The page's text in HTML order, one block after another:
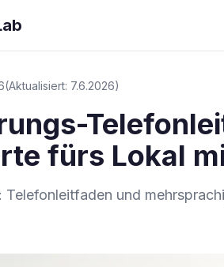
(Aktualisiert: 7.6.2026)
fürs Lokal
Telefonleitfaden und